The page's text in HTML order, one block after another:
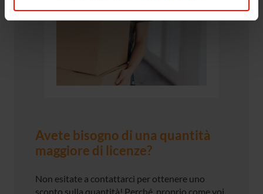
Avete bisogno di una quantità
maggiore di licenze?
Non esitate a contattarci per ottenere uno
sconto sulla quantità! Perché, proprio come voi,